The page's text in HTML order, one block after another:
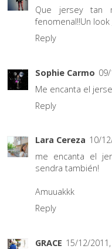
Que jersey tan
fenomenal!!Un look
Reply
Sophie Carmo
Me encanta el
Reply
Lara Cereza 10/
me encanta el
sendra también!
Amuuakkk
Reply
GRACE 15/12/